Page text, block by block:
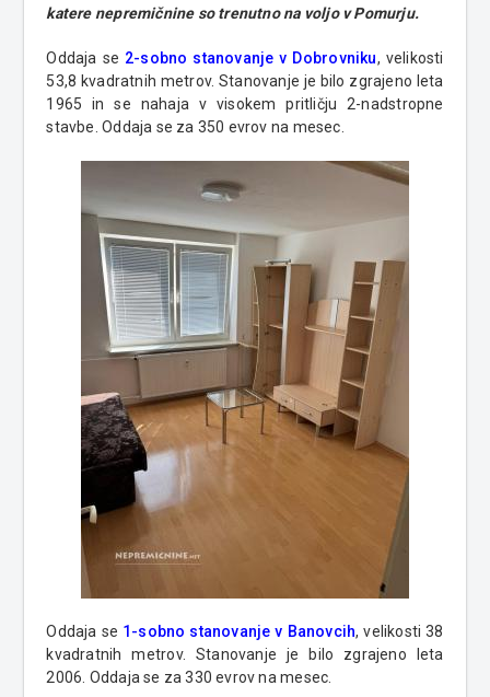
katere nepremičnine so trenutno na voljo v Pomurju.
Oddaja se 2-sobno stanovanje v Dobrovniku, velikosti
53,8 kvadratnih metrov. Stanovanje je bilo zgrajeno leta
1965 in se nahaja v visokem pritličju 2-nadstropne
stavbe. Oddaja se za 350 evrov na mesec.
Oddaja se 1-sobno stanovanje v Banovcih, velikosti 38
kvadratnih metrov. Stanovanje je bilo zgrajeno leta
2006. Oddaja se za 330 evrov na mesec.